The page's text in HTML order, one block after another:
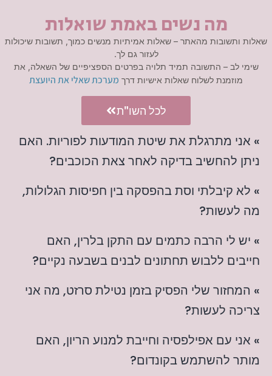
» אני מתרגלת את שיטת המודעות לפוריות. האם
ניתן להחשיב בדיקה לאחר צאת הכוכבים?
» לא קיבלתי וסת בהפסקה בין חפיסות הגלולות,
מה לעשות?
» יש לי הרבה כתמים עם התקן בלרין, האם
חייבים ללבוש תחתונים לבנים בשבעה נקיים?
» המחזור שלי הפסיק בזמן נטילת סרזט, מה אני
צריכה לעשות?
» אני עם אפילפסיה וחייבת למנוע הריון, האם
מותר להשתמש בקונדום?
מה נשים באמת שואלות
שאלות ותשובות מהאתר – שאלות אמיתיות מנשים כמוך, תשובות שיכולות
לעזור גם לך.
שימי לב – התשובה תמיד תלויה בפרטים הספציפיים של השאלה, את
מוזמנת לשלוח שאלות אישיות דרך מערכת שאלי את היועצת
לכל השו"ת